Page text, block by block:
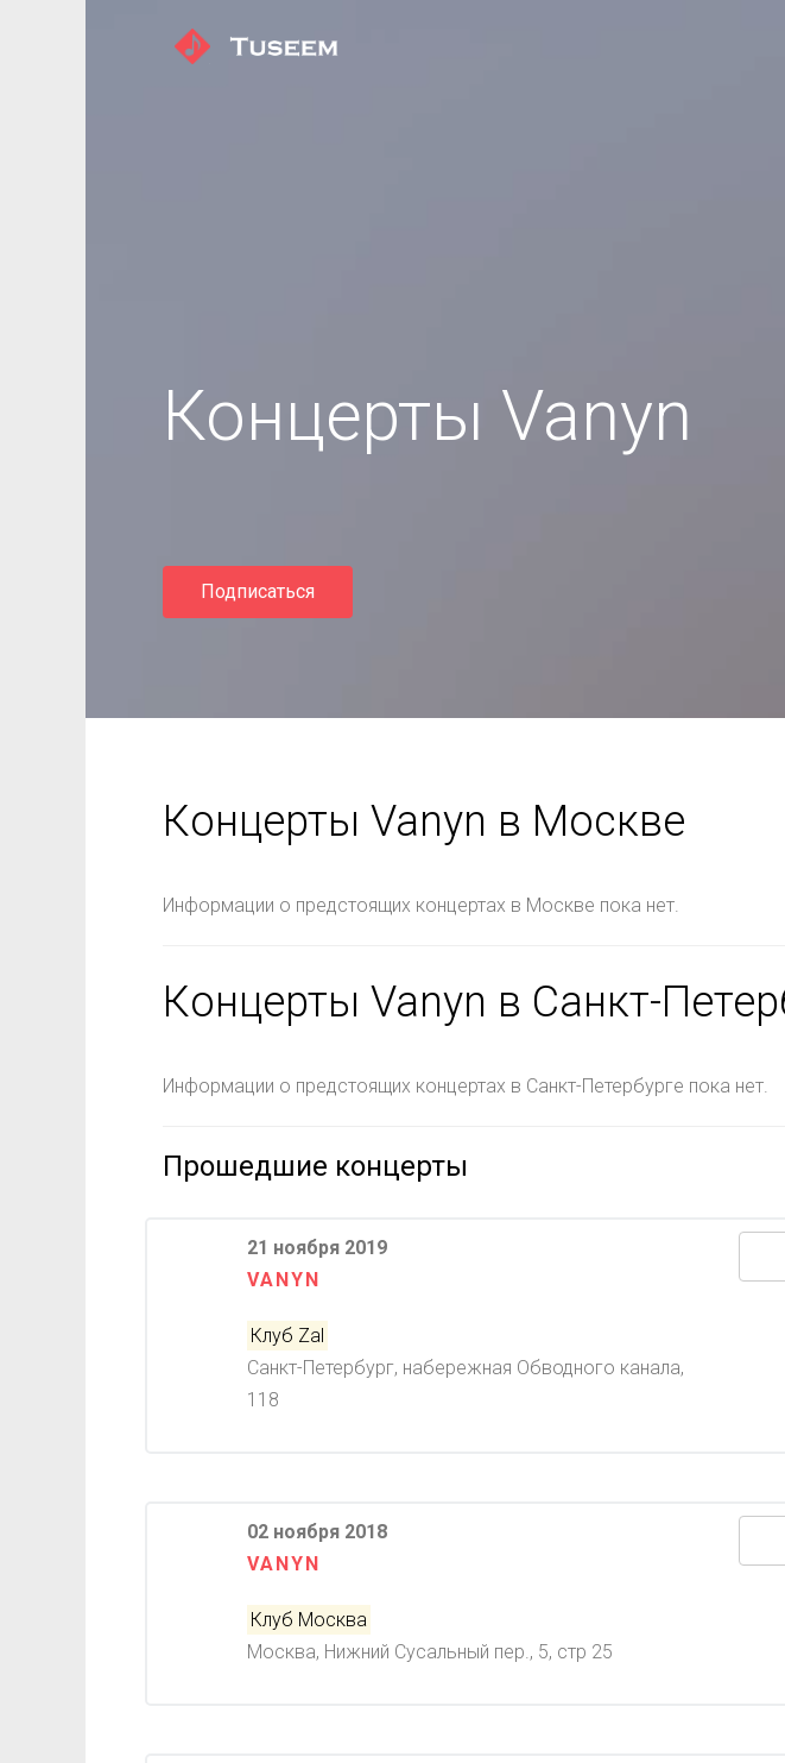
Концерты Vanyn
Подписаться
Концерты Vanyn в Москве
Информации о предстоящих концертах в Москве пока нет.
Концерты Vanyn в Санкт-
Информации о предстоящих концертах в Санкт-Петербурге пока нет.
Прошедшие концерты
21 ноября 2019
VANYN
Клуб Zal
Санкт-Петербург, набережная Обводного канала,
118
02 ноября 2018
VANYN
Клуб Москва
Москва, Нижний Сусальный пер., 5, стр 25